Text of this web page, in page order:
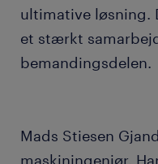
ultimative løsning.
et stærkt
bemandingsdelen.
Mads Stiesen
maskiningeniør.